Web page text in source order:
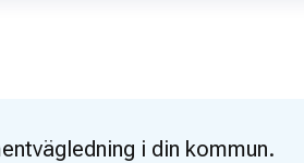
i din kommun.